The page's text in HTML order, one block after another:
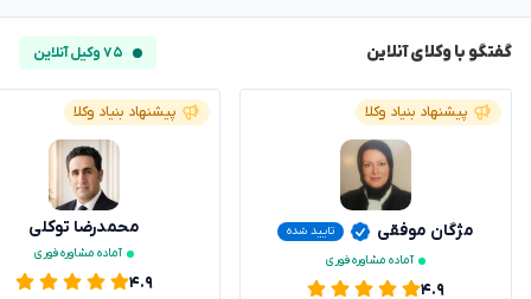
گفتگو با وکلای آنلاین ۷۵ وکیل آنلاین
پیشنهاد بنیاد وکلا
مژگان موفقی
تایید شده
آماده مشاوره فوری
۴.۹
پیشنهاد بنیاد وکلا
محمدرضا توکلی
آماده مشاوره فوری
۴.۹